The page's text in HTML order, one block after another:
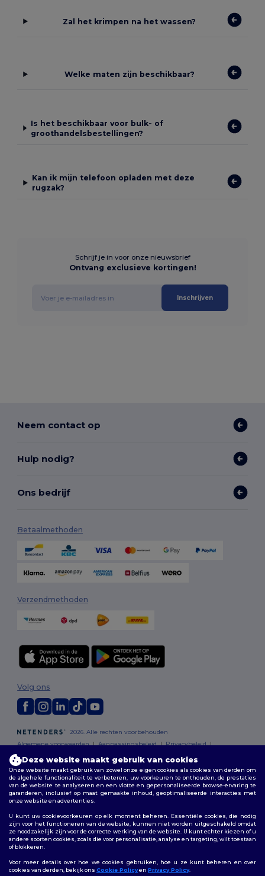
Zal het krimpen na het wassen?
Welke maten zijn beschikbaar?
Is het beschikbaar voor bulk- of
groothandelsbestellingen?
Kan ik mijn telefoon opladen met deze
rugzak?
Schrijf je in voor onze nieuwsbrief
Ontvang exclusieve kortingen!
Inschrijven
Neem contact op
Hulp nodig?
Ons bedrijf
Betaalmethoden
Verzendmethoden
2026. Alle rechten voorbehouden
Algemene voorwaarden |Aanpassingsbeleid | Privacybeleid |
Volg ons
Bruxelles| Anvers | Mortsel |Malines|Lierre |Turnhout| Geel|
Herentals |Hoogstraten | Bruges
Deze website maakt gebruik van cookies
Onze website maakt gebruik van zowel onze eigen cookies als cookies van derden om
de algehele functionaliteit te verbeteren, uw voorkeuren te onthouden, de prestaties
van de website te analyseren en een vlotte en gepersonaliseerde browse-ervaring te
garanderen, inclusief op maat gemaakte inhoud, geoptimaliseerde interacties met
onze website en advertenties.
U kunt uw cookievoorkeuren op elk moment beheren. Essentiële cookies, die nodig
zijn voor het functioneren van de website, kunnen niet worden uitgeschakeld omdat
ze noodzakelijk zijn voor de correcte werking van de website. U kunt echter kiezen of u
andere soorten cookies, zoals die voor personalisatie, analyse en targeting, wilt toestaan
of blokkeren.
Voor meer details over hoe we cookies gebruiken, hoe u ze kunt beheren en over
cookies van derden, bekijk ons Cookie Policyen Privacy Policy.